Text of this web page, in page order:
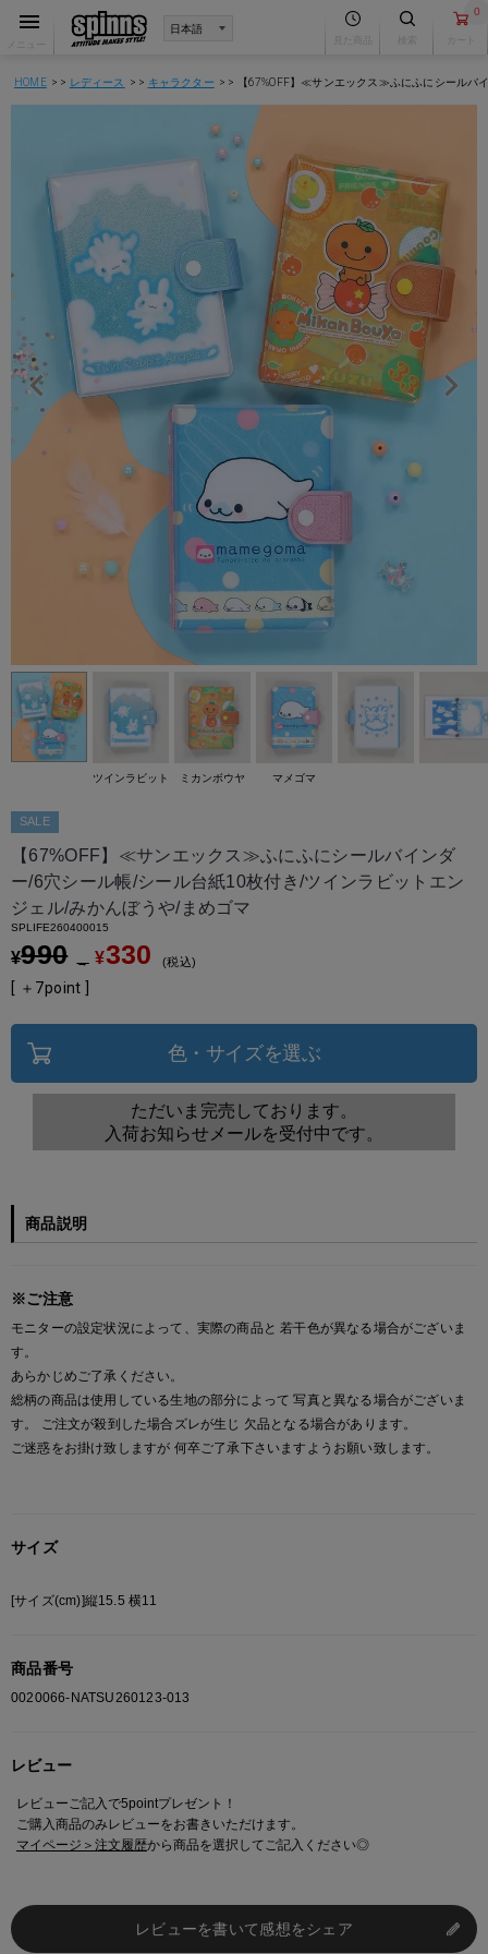
0
HOME レディース キャラクター 【67%OFF】≪サンエックス≫ふにふにシール
SALE
【67%OFF】≪サンエックス≫ふにふにシールバインダ
ー/6穴シール帳/シール台紙10枚付き/ツインラビットエン
ジェル/みかんぼうや/まめゴマ
SPLIFE260400015
¥990 → ¥330 税込
[ ＋ 7point ]
色・サイズを選ぶ
ただいま完売しております。
入荷お知らせメールを受付中です。
商品説明
※ご注意
モニターの設定状況によって、実際の商品と 若干色が異なる場合がございま
す。
あらかじめご了承ください。
総柄の商品は使用している生地の部分によって 写真と異なる場合がございま
す。 ご注文が殺到した場合ズレが生じ 欠品となる場合があります。
ご迷惑をお掛け致しますが 何卒ご了承下さいますようお願い致します。
サイズ
[サイズ(cm)]縦15.5 横11
商品番号
0020066-NATSU260123-013
レビュー
レビューご記入で5pointプレゼント！
ご購入商品のみレビューをお書きいただけます。
マイページ＞注文履歴から商品を選択してご記入ください◎
レビューを書いて感想をシェア
ツインラビット ミカンボウヤ マメゴマ